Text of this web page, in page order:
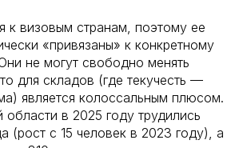
к визовым странам, поэтому ее
«привязаны» к конкретному
не могут свободно менять
для складов (где текучесть —
является колоссальным плюсом.
в 2025 году трудились
(рост с 15 человек в 2023 году), а